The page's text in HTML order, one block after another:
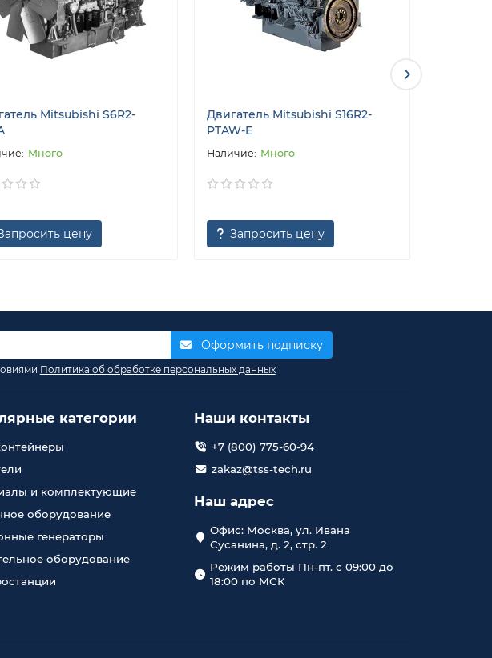
Mitsubishi S6R2-
Много
цену
Двигатель Mitsubishi S16R2-
PTAW-E
Много
Запросить цену
Оформить подписку
Политика об обработке персональных данных
категории
и комплектующие
оборудование
генераторы
оборудование
Наши контакты
+7 (800) 775-60-94
zakaz@tss-tech.ru
Наш адрес
Офис: Москва, ул. Ивана
Сусанина, д. 2, стр. 2
Режим работы Пн-пт. с 09:00 до
18:00 по МСК